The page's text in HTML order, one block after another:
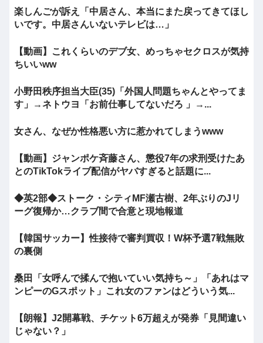
楽しんごが訴え「中居さん、本当にまた戻ってきてほし
いです。中居さんいないテレビは…」
【動画】これくらいのデブ女、めっちゃセクロスが気持
ちいいww
小野田秩序担当大臣(35)「外国人問題ちゃんとやってま
す」→ネトウヨ「お前仕事してないだろ 」→...
女さん、なぜか性格悪い方に惹かれてしまうwww
【動画】ジャンポケ斉藤さん、懲役7年の求刑受けたあ
とのTikTokライブ配信がヤバすぎると話題に...
◆英2部◆ストーク・シティMF瀬古樹、2年ぶりのJリ
ーグ復帰か…クラブ間で合意と現地報道
【韓国サッカー】性接待で審判買収！W杯予選7戦無敗
の裏側
桑田「女呼んで揉んで抱いていい気持ち～」「あれはマ
ンピーのGスポット」これ女のファンはどういう気...
【朗報】J2開幕戦、チケット6万超えが発券「見間違い
じゃない？」